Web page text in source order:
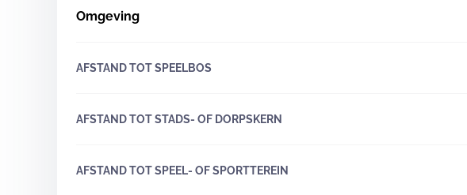
Omgeving
AFSTAND TOT SPEELBOS
AFSTAND TOT STADS- OF DORPSKERN
AFSTAND TOT SPEEL- OF SPORTTEREIN